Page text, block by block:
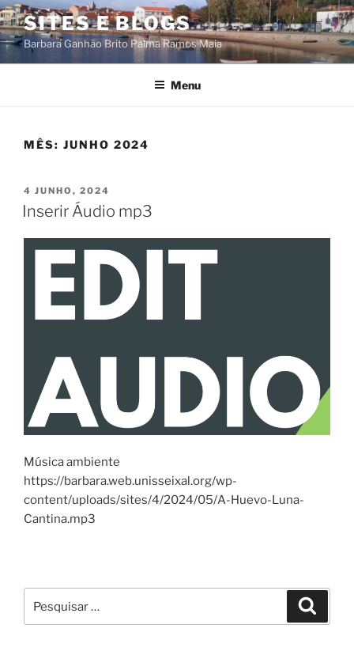
Saltar
para
o
conteúdo
SITES E BLOGS
Barbara Ganhão Brito Palma Ramos Maia
Menu
MÊS: JUNHO 2024
PUBLICADO
EM
4 JUNHO, 2024
Inserir Áudio mp3
Música ambiente
https://barbara.web.unisseixal.org/wp-
content/uploads/sites/4/2024/05/A-Huevo-Luna-
Cantina.mp3
por: